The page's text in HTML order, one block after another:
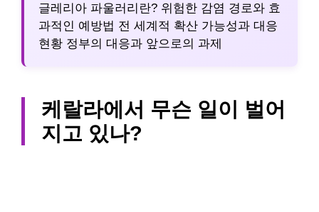
글레리아 파울러리란? 위험한 감염 경로와 효
과적인 예방법 전 세계적 확산 가능성과 대응
현황 정부의 대응과 앞으로의 과제
케랄라에서 무슨 일이 벌어
지고 있나?